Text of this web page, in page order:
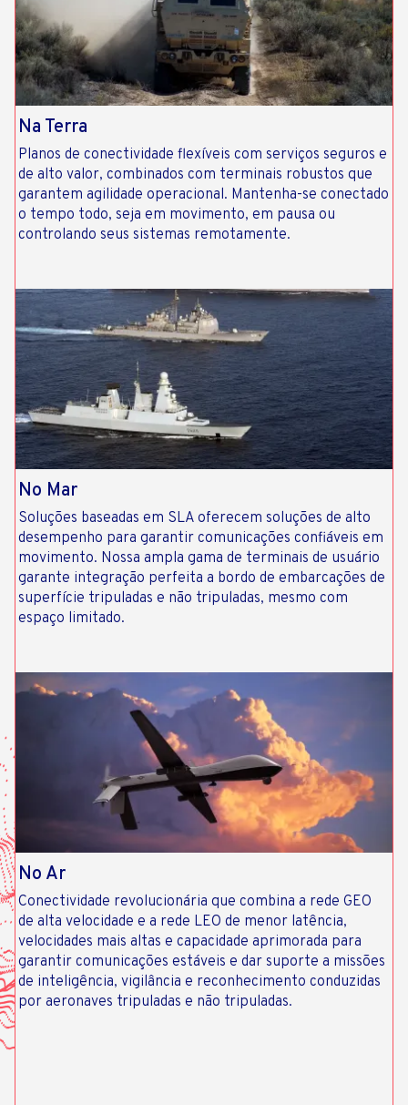
Na Terra
Planos de conectividade flexíveis com serviços seguros e
de alto valor, combinados com terminais robustos que
garantem agilidade operacional. Mantenha-se conectado
o tempo todo, seja em movimento, em pausa ou
controlando seus sistemas remotamente.
No Mar
Soluções baseadas em SLA oferecem soluções de alto
desempenho para garantir comunicações confiáveis ​​em
movimento. Nossa ampla gama de terminais de usuário
garante integração perfeita a bordo de embarcações de
superfície tripuladas e não tripuladas, mesmo com
espaço limitado.
No Ar
Conectividade revolucionária que combina a rede GEO
de alta velocidade e a rede LEO de menor latência,
velocidades mais altas e capacidade aprimorada para
garantir comunicações estáveis ​​e dar suporte a missões
de inteligência, vigilância e reconhecimento conduzidas
por aeronaves tripuladas e não tripuladas.